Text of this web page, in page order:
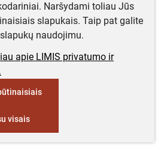
Naršydami toliau Jūs
slapukais. Taip pat galite
naudojimu.
apie LIMIS privatumo ir
visais